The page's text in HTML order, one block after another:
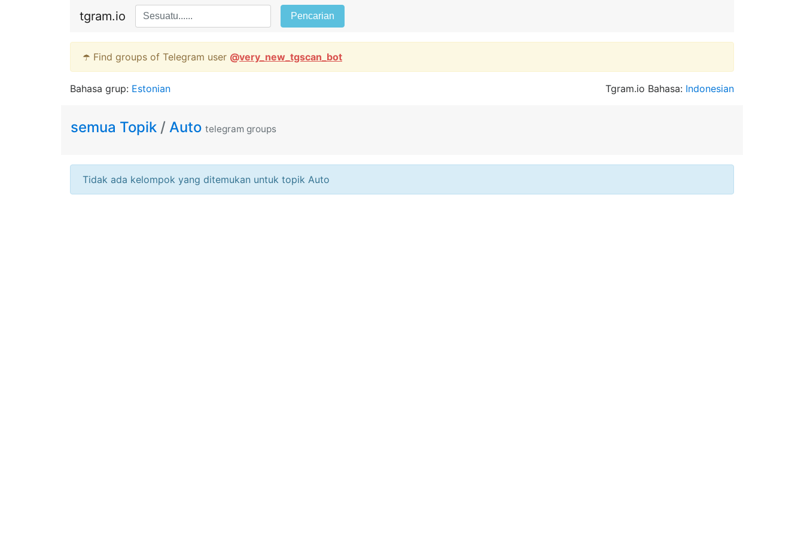
tgram.io Pencarian
☂️ Find groups of Telegram user @very_new_tgscan_bot
Bahasa grup: Estonian Tgram.io Bahasa: Indonesian
semua Topik / Auto telegram groups
Tidak ada kelompok yang ditemukan untuk topik Auto